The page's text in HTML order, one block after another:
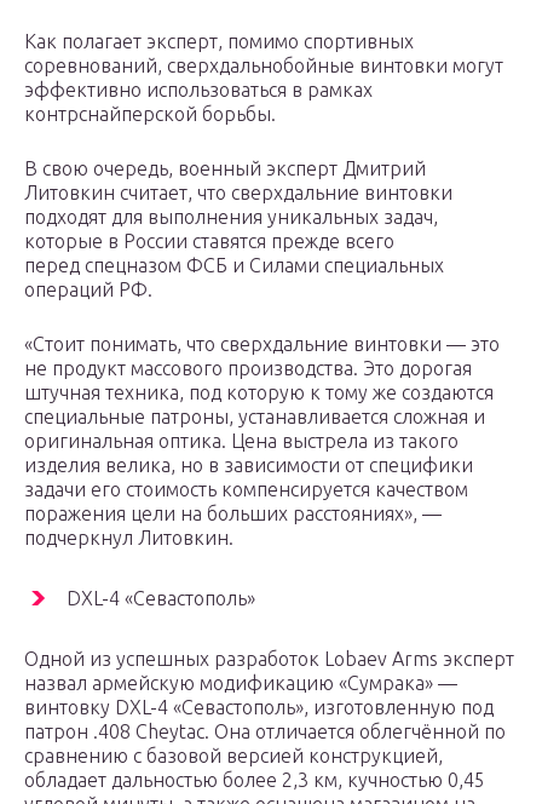
Как полагает эксперт, помимо спортивных
соревнований, сверхдальнобойные винтовки могут
эффективно использоваться в рамках
контрснайперской борьбы.
В свою очередь, военный эксперт Дмитрий
Литовкин считает, что сверхдальние винтовки
подходят для выполнения уникальных задач,
которые в России ставятся прежде всего
перед спецназом ФСБ и Силами специальных
операций РФ.
«Стоит понимать, что сверхдальние винтовки — это
не продукт массового производства. Это дорогая
штучная техника, под которую к тому же создаются
специальные патроны, устанавливается сложная и
оригинальная оптика. Цена выстрела из такого
изделия велика, но в зависимости от специфики
задачи его стоимость компенсируется качеством
поражения цели на больших расстояниях», —
подчеркнул Литовкин.
DXL-4 «Севастополь»
Одной из успешных разработок Lobaev Arms эксперт
назвал армейскую модификацию «Сумрака» —
винтовку DXL-4 «Севастополь», изготовленную под
патрон .408 Cheytac. Она отличается облегчённой по
сравнению с базовой версией конструкцией,
обладает дальностью более 2,3 км, кучностью 0,45